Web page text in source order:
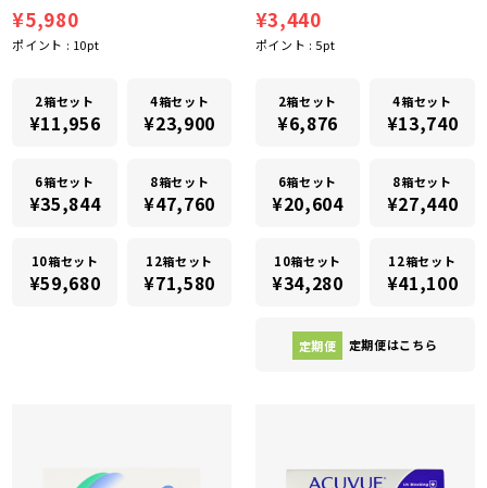
¥5,980
ポイント : 10pt
2箱セット
¥11,956
4箱セット
¥23,900
6箱セット
¥35,844
8箱セット
¥47,760
10箱セット
¥59,680
12箱セット
¥71,580
¥3,440
ポイント : 5pt
2箱セット
¥6,876
4箱セット
¥13,740
6箱セット
¥20,604
8箱セット
¥27,440
10箱セット
¥34,280
12箱セット
¥41,100
定期便 定期便はこちら